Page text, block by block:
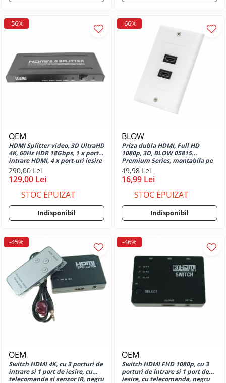
Moto G15
Huse si protectii pentru Motorola
Huse si protectii pentru Motorola
Moto G24
Huse si protectii pentru Motorola
Moto G34
Huse si protectii pentru Motorola
Moto G35
Huse si protectii pentru Motorola
Moto G37
Huse si protectii pentru Motorola
Moto G51
Huse si protectii pentru Motorola
Huse si protectii pentru Motorola
Moto G54 4G
Huse si protectii pentru Motorola
Moto G54 5G
Huse si protectii pentru Motorola
Moto G54 Power Edition
Huse si protectii pentru Motorola
Moto G55
Huse si protectii pentru Motorola
Moto G57 5G Power
Huse si protectii pentru Motorola
-56%
OEM
HDMI Splitter video, 3D UltraHD
4K, 60Hz HDR 18Gbps, 1 x port
intrare HDMI, 4 x port-uri iesire
HDMI, cu alimentator inclus,
negru
290,00 Lei
129,00 Lei
STOC EPUIZAT
Indisponibil
-66%
BLOW
Priza dubla HDMI, Full HD
1080p, 3D, BLOW 05815
Premium Series, montabila pe
perete, 70x115 mm, alba
49,98 Lei
16,99 Lei
STOC EPUIZAT
Indisponibil
-45%
OEM
Switch HDMI 4K, cu 3 porturi de
intrare si 1 port de iesire, cu
telecomanda si senzor IR, negru
-46%
OEM
Switch HDMI FHD 1080p, cu 3
porturi de intrare si 1 port de
iesire, cu telecomanda, negru